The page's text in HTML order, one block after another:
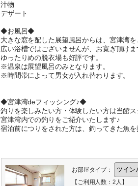
汁物
デザート
◆お風呂◆
大きな窓を配した展望風呂からは、宮津湾を
広い浴槽ではございませんが、お寛ぎ頂けま
ゆったりめの脱衣場も好評です。
※温泉は展望風呂のみとなります。
※時間帯によって男女が入れ替わります。
◆宮津湾deフィッシング♪◆
釣りを楽しみたい方・体験したい方は当館ス
宮津湾内での釣りをご紹介いたします♪
宿泊前につりをされた方は、釣ってきた魚
お部屋タイプ：
【ご利用人数：2人】